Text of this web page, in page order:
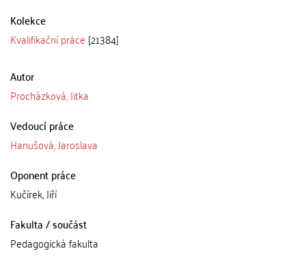
Kolekce
Kvalifikační práce [21384]
Autor
Procházková, Jitka
Vedoucí práce
Hanušová, Jaroslava
Oponent práce
Kučírek, Jiří
Fakulta / součást
Pedagogická fakulta